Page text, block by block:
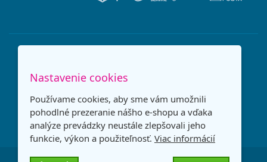
Nastavenie cookies
Používame cookies, aby sme vám umožnili
pohodlné prezeranie nášho e-shopu a vďaka
analýze prevádzky neustále zlepšovali jeho
funkcie, výkon a použiteľnosť. Viac informácií